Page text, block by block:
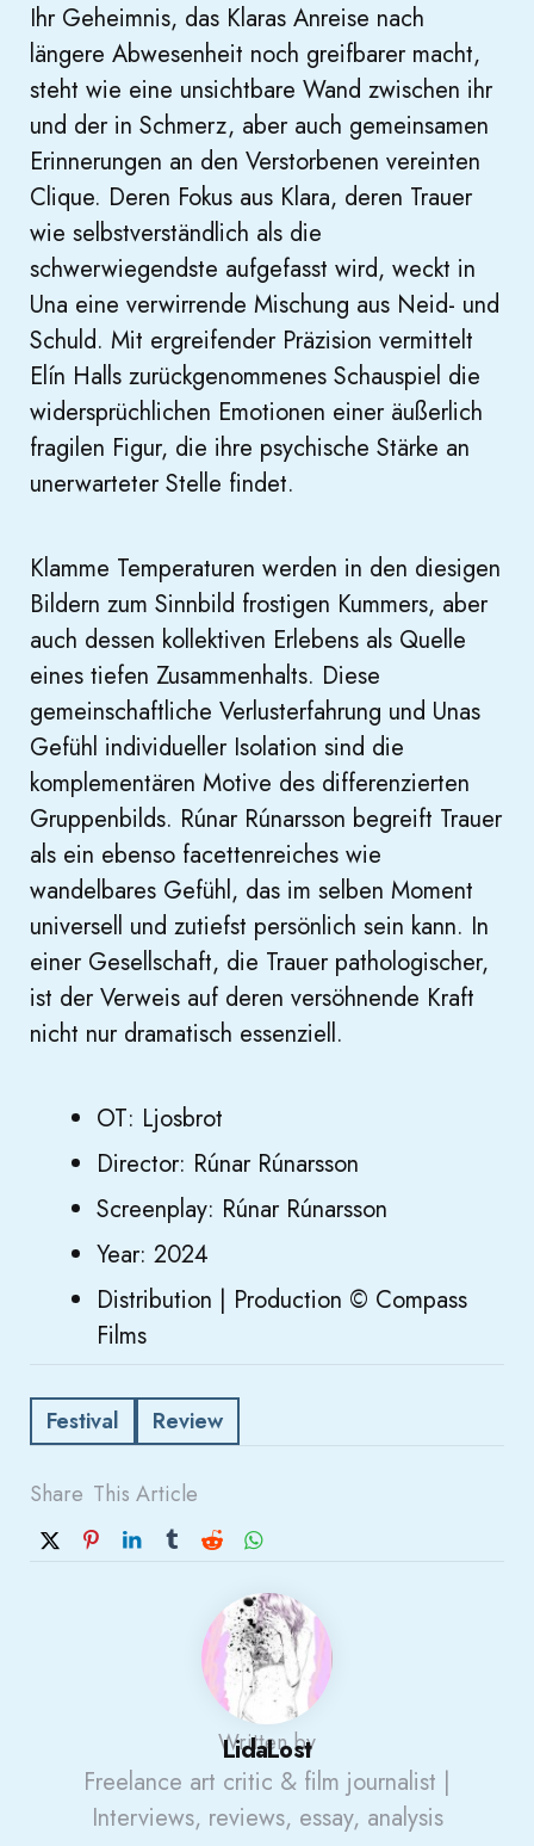
Ihr Geheimnis, das Klaras Anreise nach
längere Abwesenheit noch greifbarer macht,
steht wie eine unsichtbare Wand zwischen ihr
und der in Schmerz, aber auch gemeinsamen
Erinnerungen an den Verstorbenen vereinten
Clique. Deren Fokus aus Klara, deren Trauer
wie selbstverständlich als die
schwerwiegendste aufgefasst wird, weckt in
Una eine verwirrende Mischung aus Neid- und
Schuld. Mit ergreifender Präzision vermittelt
Elín Halls zurückgenommenes Schauspiel die
widersprüchlichen Emotionen einer äußerlich
fragilen Figur, die ihre psychische Stärke an
unerwarteter Stelle findet.
Klamme Temperaturen werden in den diesigen
Bildern zum Sinnbild frostigen Kummers, aber
auch dessen kollektiven Erlebens als Quelle
eines tiefen Zusammenhalts. Diese
gemeinschaftliche Verlusterfahrung und Unas
Gefühl individueller Isolation sind die
komplementären Motive des differenzierten
Gruppenbilds. Rúnar Rúnarsson begreift Trauer
als ein ebenso facettenreiches wie
wandelbares Gefühl, das im selben Moment
universell und zutiefst persönlich sein kann. In
einer Gesellschaft, die Trauer pathologischer,
ist der Verweis auf deren versöhnende Kraft
nicht nur dramatisch essenziell.
OT: Ljosbrot
Director: Rúnar Rúnarsson
Screenplay: Rúnar Rúnarsson
Year: 2024
Distribution | Production © Compass
Films
Festival Review
Share This Article
Written by
LidaLost
Freelance art critic & film journalist |
Interviews, reviews, essay, analysis